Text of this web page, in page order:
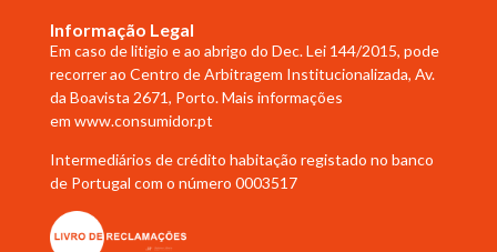
Informação Legal
Em caso de litigio e ao abrigo do Dec. Lei 144/2015, pode
recorrer ao Centro de Arbitragem Institucionalizada, Av.
da Boavista 2671, Porto. Mais informações
emwww.consumidor.pt
Intermediários de crédito habitação registado no banco
de Portugal com o número 0003517